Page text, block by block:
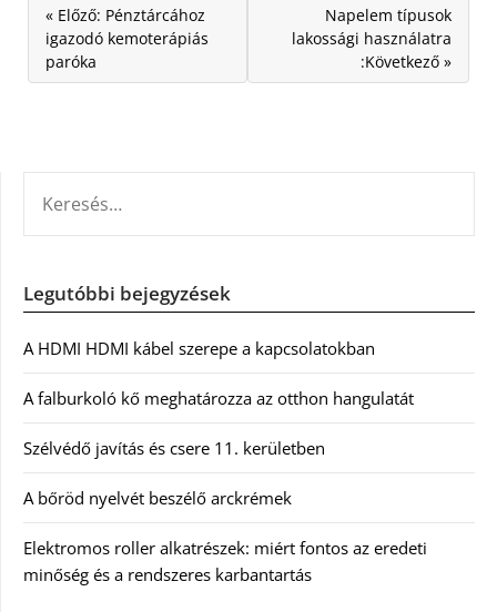
« Előző: Pénztárcához
igazodó kemoterápiás
paróka
Napelem típusok
lakossági használatra
:Következő »
Legutóbbi bejegyzések
A HDMI HDMI kábel szerepe a kapcsolatokban
A falburkoló kő meghatározza az otthon hangulatát
Szélvédő javítás és csere 11. kerületben
A bőröd nyelvét beszélő arckrémek
Elektromos roller alkatrészek: miért fontos az eredeti
minőség és a rendszeres karbantartás